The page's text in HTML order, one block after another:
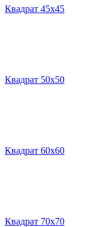
Квадрат 45х45
Квадрат 50х50
Квадрат 60х60
Квадрат 70х70